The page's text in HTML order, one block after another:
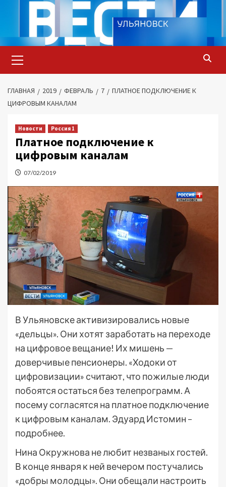
содержимому
меню
ГЛАВНАЯ 2019 ФЕВРАЛЬ 7
ПЛАТНОЕ ПОДКЛЮЧЕНИЕ К
ЦИФРОВЫМ КАНАЛАМ
Новости Россия 1
Платное подключение к
цифровым каналам
07/02/2019
В Ульяновске активизировались новые
«дельцы». Они хотят заработать на переходе
на цифровое вещание! Их мишень —
доверчивые пенсионеры. «Ходоки от
цифровизации» считают, что пожилые люди
побоятся остаться без телепрограмм. А
посему согласятся на платное подключение
к цифровым каналам. Эдуард Истомин –
подробнее.
Нина Окружнова не любит незваных гостей.
В конце января к ней вечером постучались
«добры молодцы». Они обещали настроить